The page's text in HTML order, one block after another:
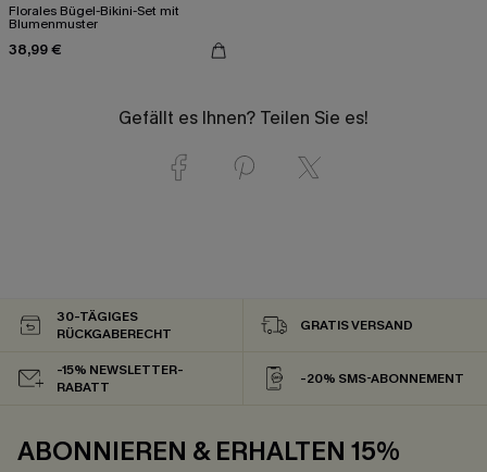
Florales Bügel-Bikini-Set mit
Blumenmuster
38,99 €
Gefällt es Ihnen? Teilen Sie es!
30-TÄGIGES
RÜCKGABERECHT
GRATIS VERSAND
-15% NEWSLETTER-
RABATT
-20% SMS-ABONNEMENT
ABONNIEREN & ERHALTEN 15%